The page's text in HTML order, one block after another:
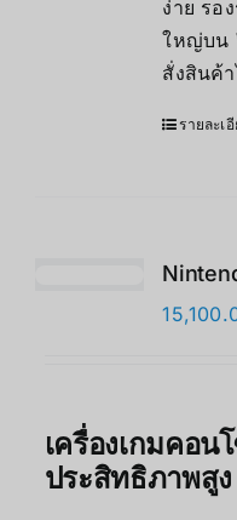
ง่าย รอ
ใหญ่บน
สั่งสินค้
รายละเ
เครื่องเกมคอน
ประสิทธิภาพสูง